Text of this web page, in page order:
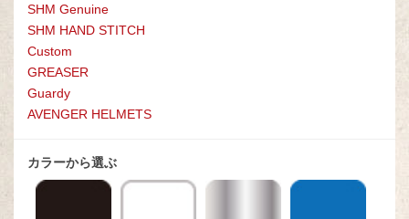
SHM Genuine
SHM HAND STITCH
Custom
GREASER
Guardy
AVENGER HELMETS
カラーから選ぶ